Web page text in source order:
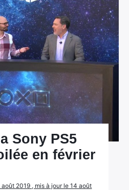
Sony PS5
en février
2019 , mis à jour le 14 août
×